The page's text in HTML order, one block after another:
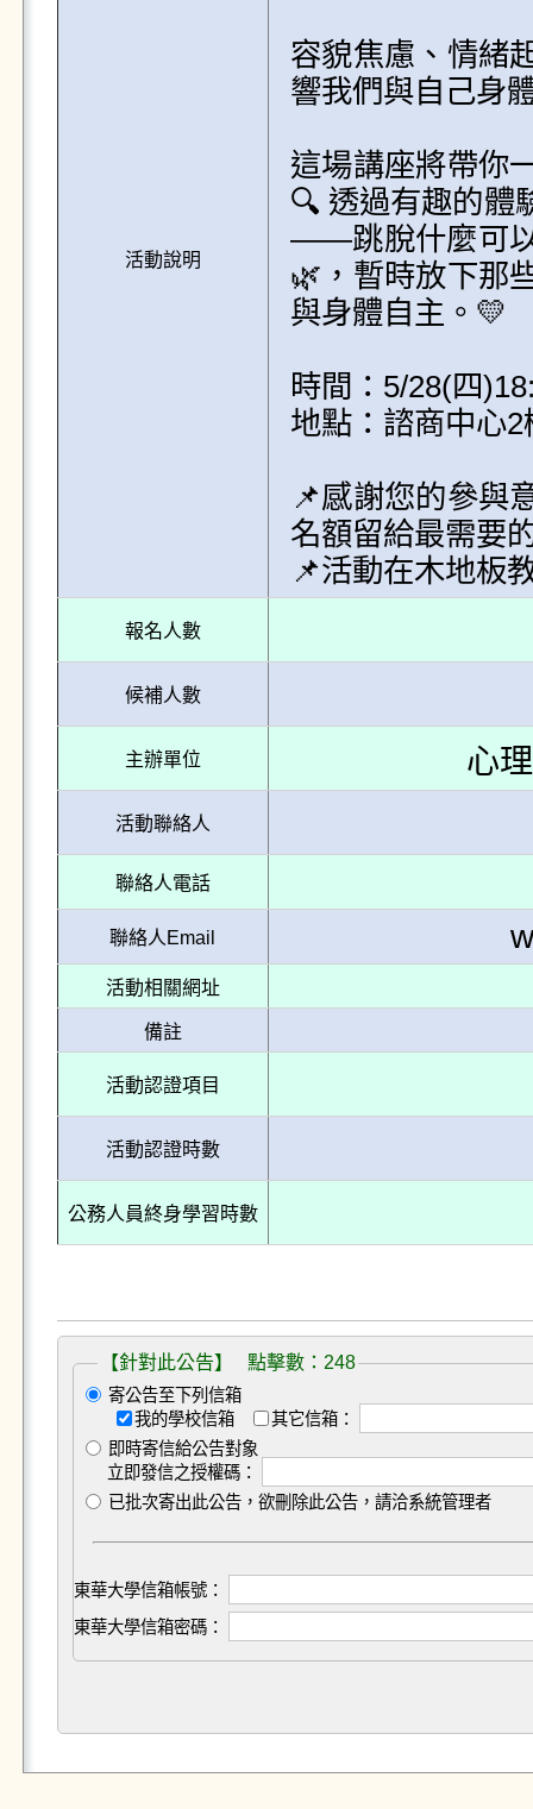
活動說明
容貌焦慮、情緒
響我們與自己身
這場講座將帶你
🔍 透過有趣的體
——跳脫什麼可以
🌿，暫時放下那
與身體自主。💛
時間：5/28(四
地點：諮商中心2
📌感謝您的參與
名額留給最需要
📌活動在木地板
報名人數
候補人數
主辦單位 心
活動聯絡人
聯絡人電話
聯絡人Email
活動相關網址
備註
活動認證項目
活動認證時數
公務人員終身學習時數
【針對此公告】 點擊數：248
寄公告至下列信箱
我的學校信箱
其它信箱：
即時寄信給公告對象
立即發信之授權碼：
已批次寄出此公告，欲刪除此公告，請洽系統管理者
東華大學信箱帳號：
東華大學信箱密碼：